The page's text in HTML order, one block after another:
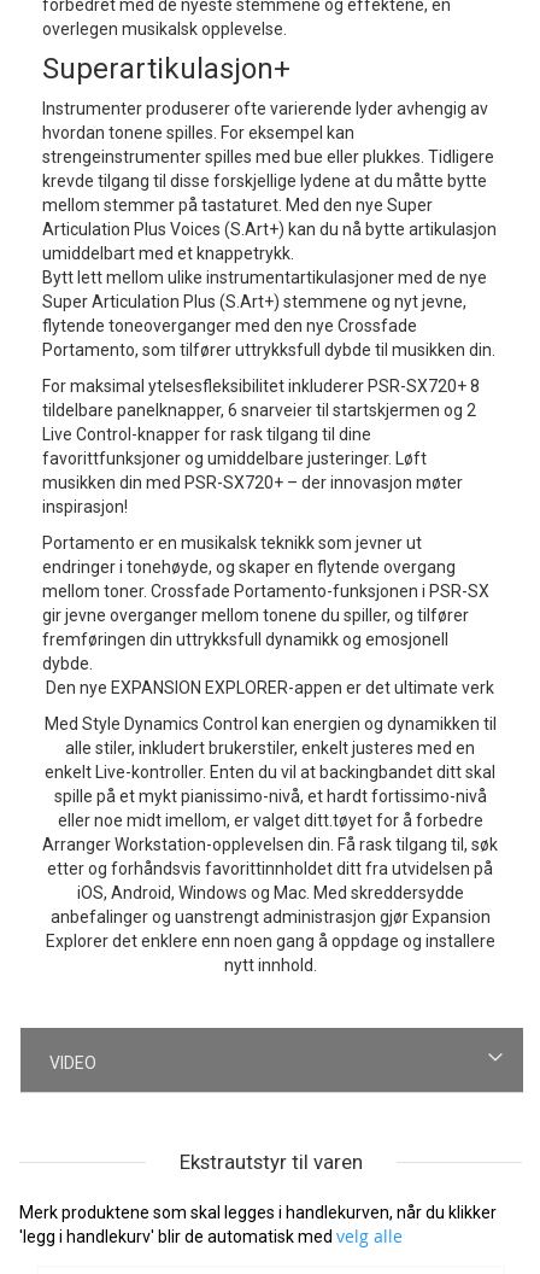
forbedret med de nyeste stemmene og effektene, en
overlegen musikalsk opplevelse.
Superartikulasjon+
Instrumenter produserer ofte varierende lyder avhengig av
hvordan tonene spilles. For eksempel kan
strengeinstrumenter spilles med bue eller plukkes. Tidligere
krevde tilgang til disse forskjellige lydene at du måtte bytte
mellom stemmer på tastaturet. Med den nye Super
Articulation Plus Voices (S.Art+) kan du nå bytte artikulasjon
umiddelbart med et knappetrykk.
Bytt lett mellom ulike instrumentartikulasjoner med de nye
Super Articulation Plus (S.Art+) stemmene og nyt jevne,
flytende toneoverganger med den nye Crossfade
Portamento, som tilfører uttrykksfull dybde til musikken din.
For maksimal ytelsesfleksibilitet inkluderer PSR-SX720+ 8
tildelbare panelknapper, 6 snarveier til startskjermen og 2
Live Control-knapper for rask tilgang til dine
favorittfunksjoner og umiddelbare justeringer. Løft
musikken din med PSR-SX720+ – der innovasjon møter
inspirasjon!
Portamento er en musikalsk teknikk som jevner ut
endringer i tonehøyde, og skaper en flytende overgang
mellom toner. Crossfade Portamento-funksjonen i PSR-SX
gir jevne overganger mellom tonene du spiller, og tilfører
fremføringen din uttrykksfull dynamikk og emosjonell
dybde.
Den nye EXPANSION EXPLORER-appen er det ultimate verk
Med Style Dynamics Control kan energien og dynamikken til
alle stiler, inkludert brukerstiler, enkelt justeres med en
enkelt Live-kontroller. Enten du vil at backingbandet ditt skal
spille på et mykt pianissimo-nivå, et hardt fortissimo-nivå
eller noe midt imellom, er valget ditt.tøyet for å forbedre
Arranger Workstation-opplevelsen din. Få rask tilgang til, søk
etter og forhåndsvis favorittinnholdet ditt fra utvidelsen på
iOS, Android, Windows og Mac. Med skreddersydde
anbefalinger og uanstrengt administrasjon gjør Expansion
Explorer det enklere enn noen gang å oppdage og installere
nytt innhold.
VIDEO
Ekstrautstyr til varen
Merk produktene som skal legges i handlekurven, når du klikker
'legg i handlekurv' blir de automatisk med velg alle